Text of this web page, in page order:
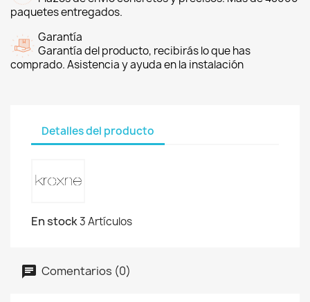
paquetes entregados.
Garantía
Garantía del producto, recibirás lo que has
comprado. Asistencia y ayuda en la instalación
Detalles del producto
En stock3 Artículos
Comentarios (0)